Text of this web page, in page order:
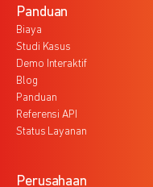
Panduan
Biaya
Studi Kasus
Demo Interaktif
Blog
Panduan
Referensi API
Status Layanan
Perusahaan